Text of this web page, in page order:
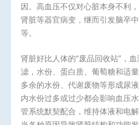
因。高血压不仅对心脏本身不利，
肾脏等器官病变，继而引发脑卒
等。
肾脏好比人体的“废品回收站”，
滤，水份、蛋白质、葡萄糖和适
多余的水份、代谢废物等形成尿
内水份过多或过少都会影响血压
管系统默契配合，维持体液和电解